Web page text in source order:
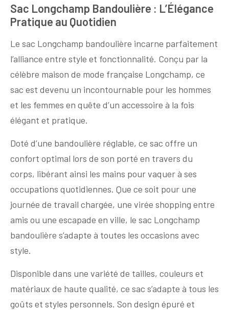
Sac Longchamp Bandoulière : L’Élégance
Pratique au Quotidien
Le sac Longchamp bandoulière incarne parfaitement
l’alliance entre style et fonctionnalité. Conçu par la
célèbre maison de mode française Longchamp, ce
sac est devenu un incontournable pour les hommes
et les femmes en quête d’un accessoire à la fois
élégant et pratique.
Doté d’une bandoulière réglable, ce sac offre un
confort optimal lors de son porté en travers du
corps, libérant ainsi les mains pour vaquer à ses
occupations quotidiennes. Que ce soit pour une
journée de travail chargée, une virée shopping entre
amis ou une escapade en ville, le sac Longchamp
bandoulière s’adapte à toutes les occasions avec
style.
Disponible dans une variété de tailles, couleurs et
matériaux de haute qualité, ce sac s’adapte à tous les
goûts et styles personnels. Son design épuré et